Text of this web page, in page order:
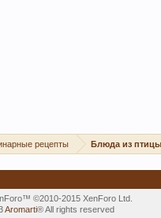
рецепты Блюда из птицы
©2010-2015 XenForo Ltd.
Aromarti®All rights reserved